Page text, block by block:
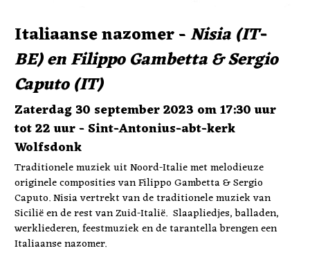
Italiaanse nazomer - Nisia (IT-
BE) en Filippo Gambetta & Sergio
Caputo (IT)
Zaterdag 30 september 2023 om 17:30 uur
tot 22 uur - Sint-Antonius-abt-kerk
Wolfsdonk
Traditionele muziek uit Noord-Italie met melodieuze
originele composities van Filippo Gambetta & Sergio
Caputo. Nisia vertrekt van de traditionele muziek van
Sicilië en de rest van Zuid-Italië.  Slaapliedjes, balladen,
werkliederen, feestmuziek en de tarantella brengen een
Italiaanse nazomer.